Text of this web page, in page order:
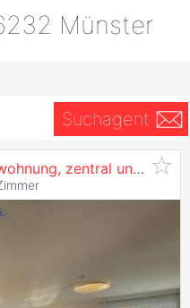
Münster
Suchagent
Sonnige 4- Zimmer Familienwohnung, zentral und ruhig